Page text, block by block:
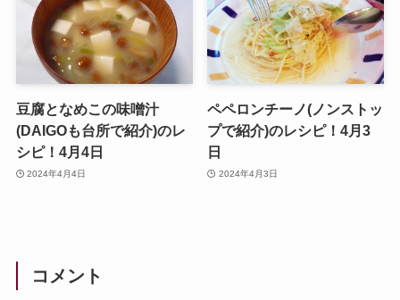
豆腐となめこの味噌汁
(DAIGOも台所で紹介)のレ
シピ！4月4日
2024年4月4日
ペペロンチーノ(ノンストッ
プで紹介)のレシピ！4月3
日
2024年4月3日
コメント